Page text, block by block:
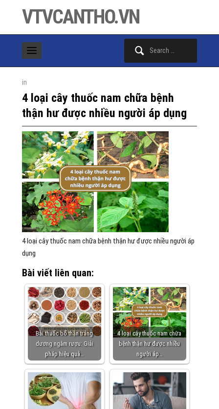
VTVCANTHO.VN
in
4 loại cây thuốc nam chữa bệnh
thận hư được nhiều người áp dụng
4 loại cây thuốc nam chữa bệnh thận hư được nhiều người áp
dụng
Bài viết liên quan:
Bài thuốc bổ thận tráng
dương ngâm rượu: Giải
pháp hiệu quả…
4 loại cây thuốc nam chữa
bệnh thận hư được nhiều
người áp…